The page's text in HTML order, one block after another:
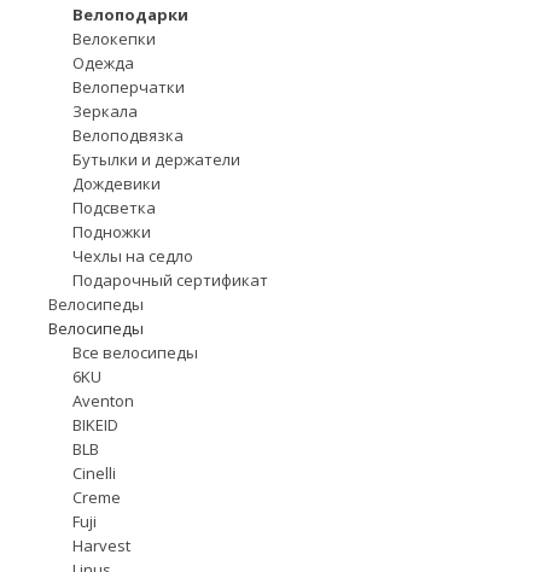
Велоподарки
Велокепки
Одежда
Велоперчатки
Зеркала
Велоподвязка
Бутылки и держатели
Дождевики
Подсветка
Подножки
Чехлы на седло
Подарочный сертификат
Велосипеды
Велосипеды
Все велосипеды
6KU
Aventon
BIKEID
BLB
Cinelli
Creme
Fuji
Harvest